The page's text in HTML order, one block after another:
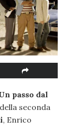
passo dal
seconda
, Enrico